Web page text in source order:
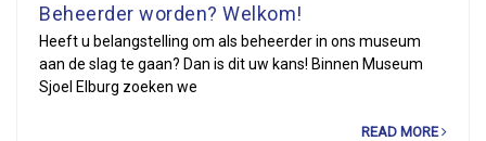
Beheerder worden? Welkom!
Heeft u belangstelling om als beheerder in ons museum
aan de slag te gaan? Dan is dit uw kans! Binnen Museum
Sjoel Elburg zoeken we
READ MORE